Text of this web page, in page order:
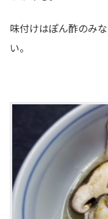
味付けはぽん酢のみ
い。